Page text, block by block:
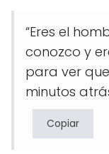
“Eres el
conozco y
para ver
minutos
Copiar